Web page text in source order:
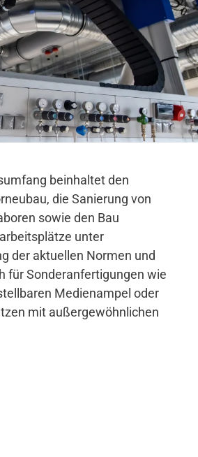
beinhaltet den
die Sanierung von
sowie den Bau
unter
der aktuellen Normen und
für Sonderanfertigungen wie
Medienampel oder
mit außergewöhnlichen